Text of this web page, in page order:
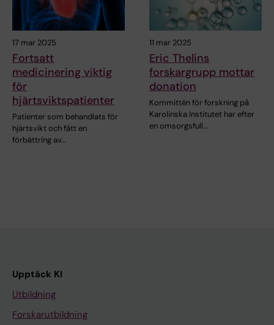
17 mar 2025
Fortsatt
medicinering viktig
för
hjärtsviktspatienter
Patienter som behandlats för
hjärtsvikt och fått en
förbättring av…
11 mar 2025
Eric Thelins
forskargrupp mottar
donation
Kommittén för forskning på
Karolinska Institutet har efter
en omsorgsfull…
Upptäck KI
Utbildning
Forskarutbildning